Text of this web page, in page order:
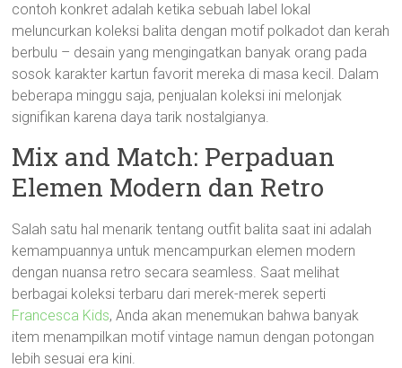
contoh konkret adalah ketika sebuah label lokal
meluncurkan koleksi balita dengan motif polkadot dan kerah
berbulu – desain yang mengingatkan banyak orang pada
sosok karakter kartun favorit mereka di masa kecil. Dalam
beberapa minggu saja, penjualan koleksi ini melonjak
signifikan karena daya tarik nostalgianya.
Mix and Match: Perpaduan
Elemen Modern dan Retro
Salah satu hal menarik tentang outfit balita saat ini adalah
kemampuannya untuk mencampurkan elemen modern
dengan nuansa retro secara seamless. Saat melihat
berbagai koleksi terbaru dari merek-merek seperti
Francesca Kids, Anda akan menemukan bahwa banyak
item menampilkan motif vintage namun dengan potongan
lebih sesuai era kini.